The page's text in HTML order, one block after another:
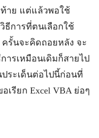
ท้าย แต่แล้วพอใช้
ธีการที่ตนเลือกใช้
รั้นจะคิดถอยหลัง จะ
ารเหมือนเดิมก็สายไป
ระเด็นต่อไปนี้ก่อนที่
เรียก Excel VBA ย่อๆ